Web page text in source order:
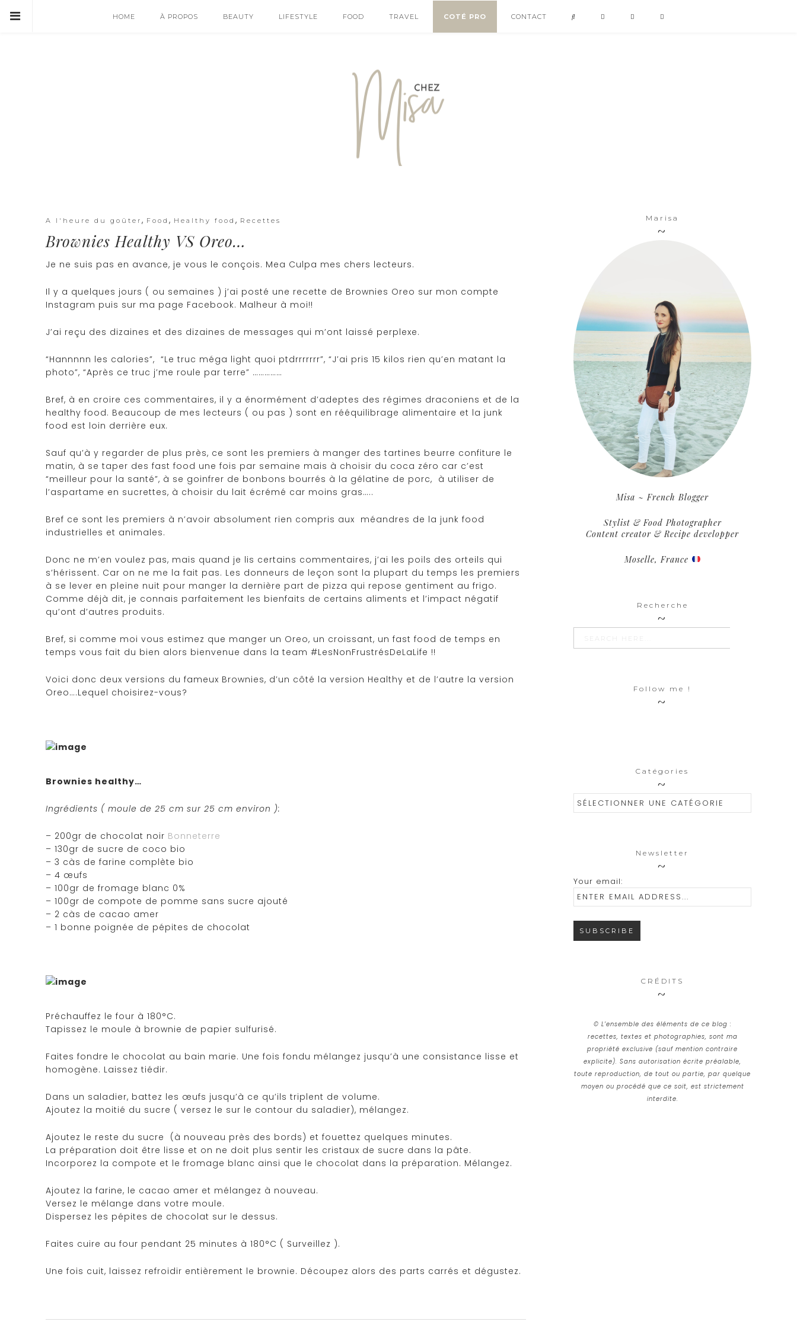
HOME À PROPOS BEAUTY LIFESTYLE FOOD TRAVEL COTÉ PRO CONTACT
A l'heure du goûter , Food , Healthy food , Recettes
Brownies Healthy VS Oreo…
Je ne suis pas en avance, je vous le conçois. Mea Culpa mes chers lecteurs.
Il y a quelques jours ( ou semaines ) j’ai posté une recette de Brownies Oreo sur mon compte
Instagram puis sur ma page Facebook. Malheur à moi!!
J’ai reçu des dizaines et des dizaines de messages qui m’ont laissé perplexe.
“Hannnnn les calories”, “Le truc méga light quoi ptdrrrrrrr”, “J’ai pris 15 kilos rien qu’en matant la
photo”, “Après ce truc j’me roule par terre” ……………
Bref, à en croire ces commentaires, il y a énormément d’adeptes des régimes draconiens et de la
healthy food. Beaucoup de mes lecteurs ( ou pas ) sont en rééquilibrage alimentaire et la junk
food est loin derrière eux.
Sauf qu’à y regarder de plus près, ce sont les premiers à manger des tartines beurre confiture le
matin, à se taper des fast food une fois par semaine mais à choisir du coca zéro car c’est
“meilleur pour la santé”, à se goinfrer de bonbons bourrés à la gélatine de porc, à utiliser de
l’aspartame en sucrettes, à choisir du lait écrémé car moins gras…..
Bref ce sont les premiers à n’avoir absolument rien compris aux méandres de la junk food
industrielles et animales.
Donc ne m’en voulez pas, mais quand je lis certains commentaires, j’ai les poils des orteils qui
s’hérissent. Car on ne me la fait pas. Les donneurs de leçon sont la plupart du temps les premiers
à se lever en pleine nuit pour manger la dernière part de pizza qui repose gentiment au frigo.
Comme déjà dit, je connais parfaitement les bienfaits de certains aliments et l’impact négatif
qu’ont d’autres produits.
Bref, si comme moi vous estimez que manger un Oreo, un croissant, un fast food de temps en
temps vous fait du bien alors bienvenue dans la team #LesNonFrustrésDeLaLife !!
Voici donc deux versions du fameux Brownies, d’un côté la version Healthy et de l’autre la version
Oreo….Lequel choisirez-vous?
Brownies healthy…
Ingrédients ( moule de 25 cm sur 25 cm environ ):
– 200gr de chocolat noir Bonneterre
– 130gr de sucre de coco bio
– 3 càs de farine complète bio
– 4 œufs
– 100gr de fromage blanc 0%
– 100gr de compote de pomme sans sucre ajouté
– 2 càs de cacao amer
– 1 bonne poignée de pépites de chocolat
Préchauffez le four à 180°C.
Tapissez le moule à brownie de papier sulfurisé.
Faites fondre le chocolat au bain marie. Une fois fondu mélangez jusqu’à une consistance lisse et
homogène. Laissez tiédir.
Dans un saladier, battez les œufs jusqu’à ce qu’ils triplent de volume.
Ajoutez la moitié du sucre ( versez le sur le contour du saladier), mélangez.
Ajoutez le reste du sucre (à nouveau près des bords) et fouettez quelques minutes.
La préparation doit être lisse et on ne doit plus sentir les cristaux de sucre dans la pâte.
Incorporez la compote et le fromage blanc ainsi que le chocolat dans la préparation. Mélangez.
Ajoutez la farine, le cacao amer et mélangez à nouveau.
Versez le mélange dans votre moule.
Dispersez les pépites de chocolat sur le dessus.
Faites cuire au four pendant 25 minutes à 180°C ( Surveillez ).
Une fois cuit, laissez refroidir entièrement le brownie. Découpez alors des parts carrés et dégustez.
Marisa
Misa ~ French Blogger
Stylist & Food Photographer
Content creator & Recipe developper
Moselle, France
Recherche
Search SEARCH BUTTON
Follow me !
Catégories
Catégories
Newsletter
Your email:
CRÉDITS
© L’ensemble des éléments de ce blog :
recettes, textes et photographies, sont ma
propriété exclusive (sauf mention contraire
explicite). Sans autorisation écrite préalable,
toute reproduction, de tout ou partie, par quelque
moyen ou procédé que ce soit, est strictement
interdite.